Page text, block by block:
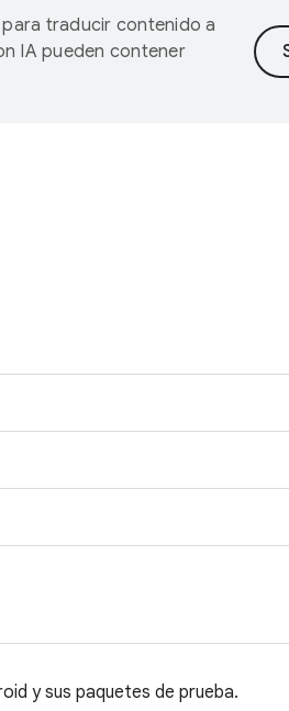
traducir contenido a
IA pueden contener
y sus paquetes de prueba.